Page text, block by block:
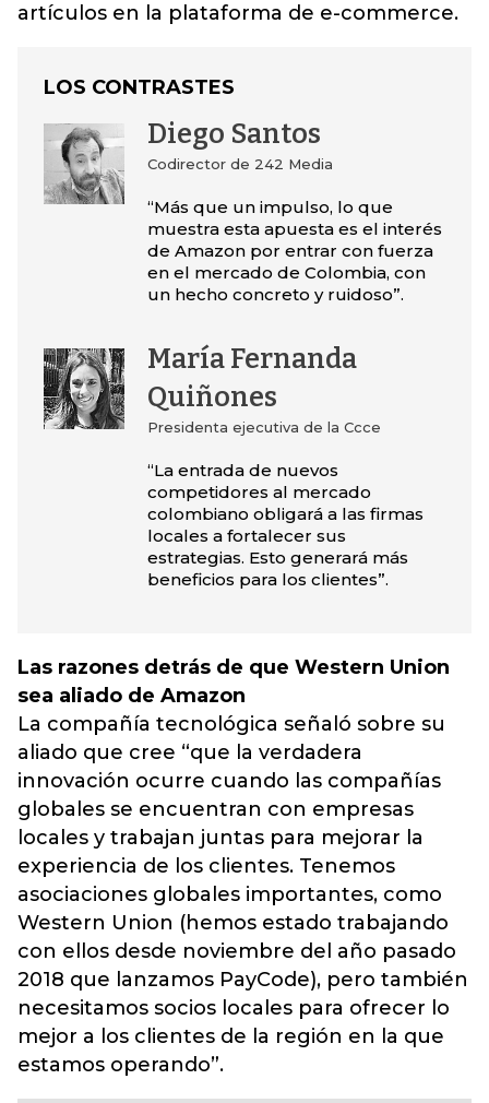
artículos en la plataforma de e-commerce.
LOS CONTRASTES
Diego Santos
Codirector de 242 Media
“Más que un impulso, lo que
muestra esta apuesta es el interés
de Amazon por entrar con fuerza
en el mercado de Colombia, con
un hecho concreto y ruidoso”.
María Fernanda
Quiñones
Presidenta ejecutiva de la Ccce
“La entrada de nuevos
competidores al mercado
colombiano obligará a las firmas
locales a fortalecer sus
estrategias. Esto generará más
beneficios para los clientes”.
Las razones detrás de que Western Union
sea aliado de Amazon
La compañía tecnológica señaló sobre su
aliado que cree “que la verdadera
innovación ocurre cuando las compañías
globales se encuentran con empresas
locales y trabajan juntas para mejorar la
experiencia de los clientes. Tenemos
asociaciones globales importantes, como
Western Union (hemos estado trabajando
con ellos desde noviembre del año pasado
2018 que lanzamos PayCode), pero también
necesitamos socios locales para ofrecer lo
mejor a los clientes de la región en la que
estamos operando”.